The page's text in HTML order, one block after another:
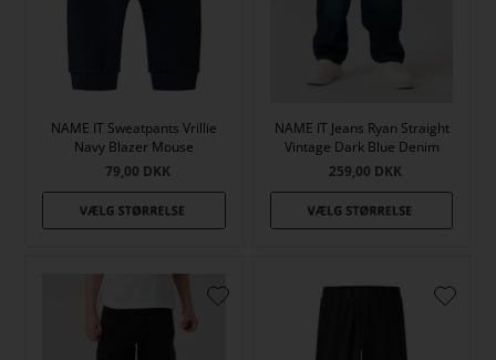
NAME IT Sweatpants Vrillie
Navy Blazer Mouse
79,00 DKK
NAME IT Jeans Ryan Straight
Vintage Dark Blue Denim
259,00 DKK